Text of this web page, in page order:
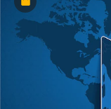
Premium